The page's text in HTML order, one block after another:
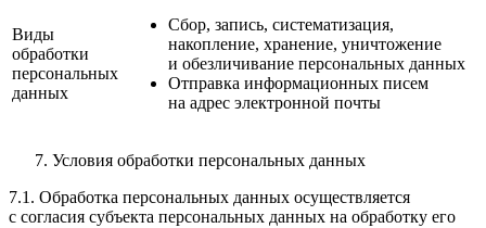
Виды
обработки
персональных
данных
Сбор, запись, систематизация,
накопление, хранение, уничтожение
и обезличивание персональных данных
Отправка информационных писем
на адрес электронной почты
Условия обработки персональных данных
7.1. Обработка персональных данных осуществляется
с согласия субъекта персональных данных на обработку его